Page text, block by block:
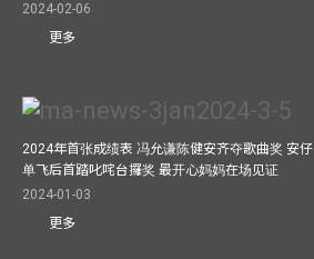
2024-02-06
更多
2024年首张成绩表 冯允谦陈健安齐夺歌曲奖 安仔
单飞后首踏叱咤台攞奖 最开心妈妈在场见证
2024-01-03
更多